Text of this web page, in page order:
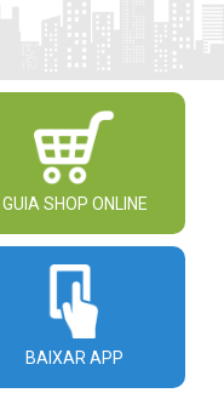
GUIA SHOP ONLINE
BAIXAR APP